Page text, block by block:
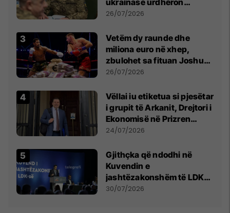
ukrainase urdhëron
kontroll të madh
26/07/2026
Vetëm dy raunde dhe
miliona euro në xhep,
zbulohet sa fituan Joshua
e Prenga
26/07/2026
Vëllai iu etiketua si pjesëtar
i grupit të Arkanit, Drejtori i
Ekonomisë në Prizren
mohon pretendimet
24/07/2026
Gjithçka që ndodhi në
Kuvendin e
jashtëzakonshëm të LDK-
së
30/07/2026